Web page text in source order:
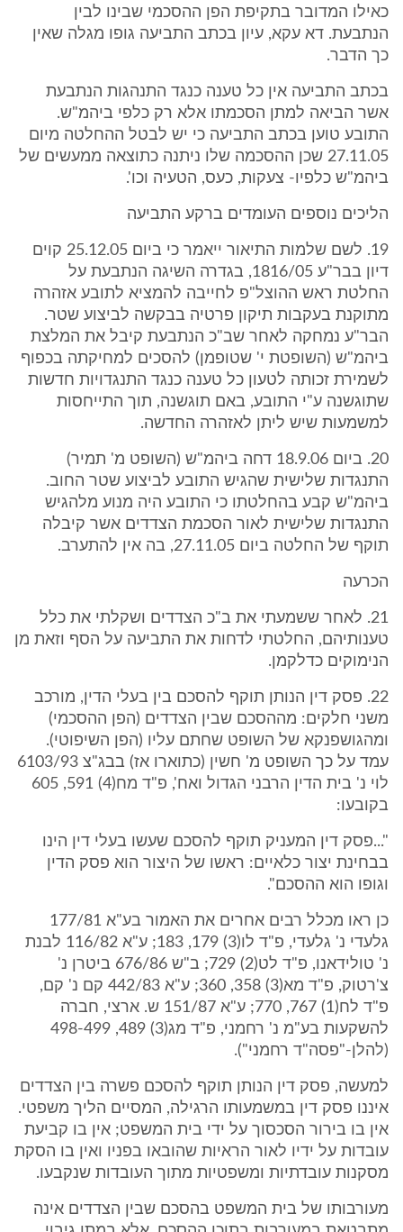
כאילו המדובר בתקיפת הפן ההסכמי שבינו לבין
הנתבעת. דא עקא, עיון בכתב התביעה גופו מגלה שאין
כך הדבר.
בכתב התביעה אין כל טענה כנגד התנהגות הנתבעת
אשר הביאה למתן הסכמתו אלא רק כלפי ביהמ"ש.
התובע טוען בכתב התביעה כי יש לבטל ההחלטה מיום
27.11.05 שכן ההסכמה שלו ניתנה כתוצאה ממעשים של
ביהמ"ש כלפיו- צעקות, כעס, הטעיה וכו'.
הליכים נוספים העומדים ברקע התביעה
19. לשם שלמות התיאור ייאמר כי ביום 25.12.05 קוים
דיון בבר"ע 1816/05, בגדרה השיגה הנתבעת על
החלטת ראש ההוצל"פ לחייבה להמציא לתובע אזהרה
מתוקנת בעקבות תיקון פרטיה בבקשה לביצוע שטר.
הבר"ע נמחקה לאחר שב"כ הנתבעת קיבל את המלצת
ביהמ"ש (השופטת י' שטופמן) להסכים למחיקתה בכפוף
לשמירת זכותה לטעון כל טענה כנגד התנגדויות חדשות
שתוגשנה ע"י התובע, באם תוגשנה, תוך התייחסות
למשמעות שיש ליתן לאזהרה החדשה.
20. ביום 18.9.06 דחה ביהמ"ש (השופט מ' תמיר)
התנגדות שלישית שהגיש התובע לביצוע שטר החוב.
ביהמ"ש קבע בהחלטתו כי התובע היה מנוע מלהגיש
התנגדות שלישית לאור הסכמת הצדדים אשר קיבלה
תוקף של החלטה ביום 27.11.05, בה אין להתערב.
הכרעה
21. לאחר ששמעתי את ב"כ הצדדים ושקלתי את כלל
טענותיהם, החלטתי לדחות את התביעה על הסף וזאת מן
הנימוקים כדלקמן.
22. פסק דין הנותן תוקף להסכם בין בעלי הדין, מורכב
משני חלקים: מההסכם שבין הצדדים (הפן ההסכמי)
ומהגושפנקא של השופט שחתם עליו (הפן השיפוטי).
עמד על כך השופט מ' חשין (כתוארו אז) בבג"צ 6103/93
לוי נ' בית הדין הרבני הגדול ואח', פ"ד מח(4) 591, 605
בקובעו:
"...פסק דין המעניק תוקף להסכם שעשו בעלי דין הינו
בבחינת יצור כלאיים: ראשו של היצור הוא פסק הדין
וגופו הוא ההסכם".
כן ראו מכלל רבים אחרים את האמור בע"א 177/81
גלעדי נ' גלעדי, פ"ד לו(3) 179, 183; ע"א 116/82 לבנת
נ' טולידאנו, פ"ד לט(2) 729; ב"ש 676/86 ביטרן נ'
צ'רטוק, פ"ד מא(3) 358, 360; ע"א 442/83 קם נ' קם,
פ"ד לח(1) 767, 770; ע"א 151/87 ש. ארצי, חברה
להשקעות בע"מ נ' רחמני, פ"ד מג(3) 489, 498-499
(להלן-"פסה"ד רחמני").
למעשה, פסק דין הנותן תוקף להסכם פשרה בין הצדדים
איננו פסק דין במשמעותו הרגילה, המסיים הליך משפטי.
אין בו בירור הסכסוך על ידי בית המשפט; אין בו קביעת
עובדות על ידיו לאור הראיות שהובאו בפניו ואין בו הסקת
מסקנות עובדתיות ומשפטיות מתוך העובדות שנקבעו.
מעורבותו של בית המשפט בהסכם שבין הצדדים אינה